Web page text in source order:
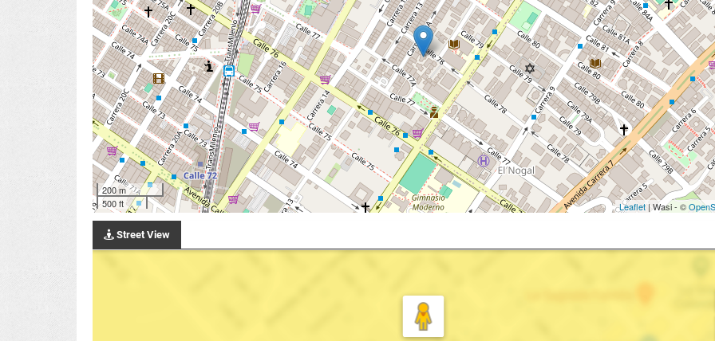
200 m
500 ft
Leaflet | Wasi - ©
Street View